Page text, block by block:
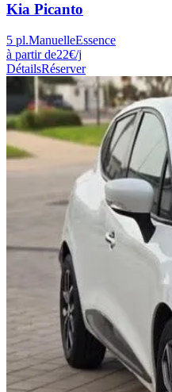
Kia Picanto
5 pl.ManuelleEssence
à partir de22€/j
DétailsRéserver